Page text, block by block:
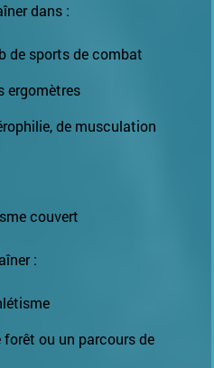
dans :
de sports de combat
ergomètres
de musculation
couvert
:
forêt ou un parcours de